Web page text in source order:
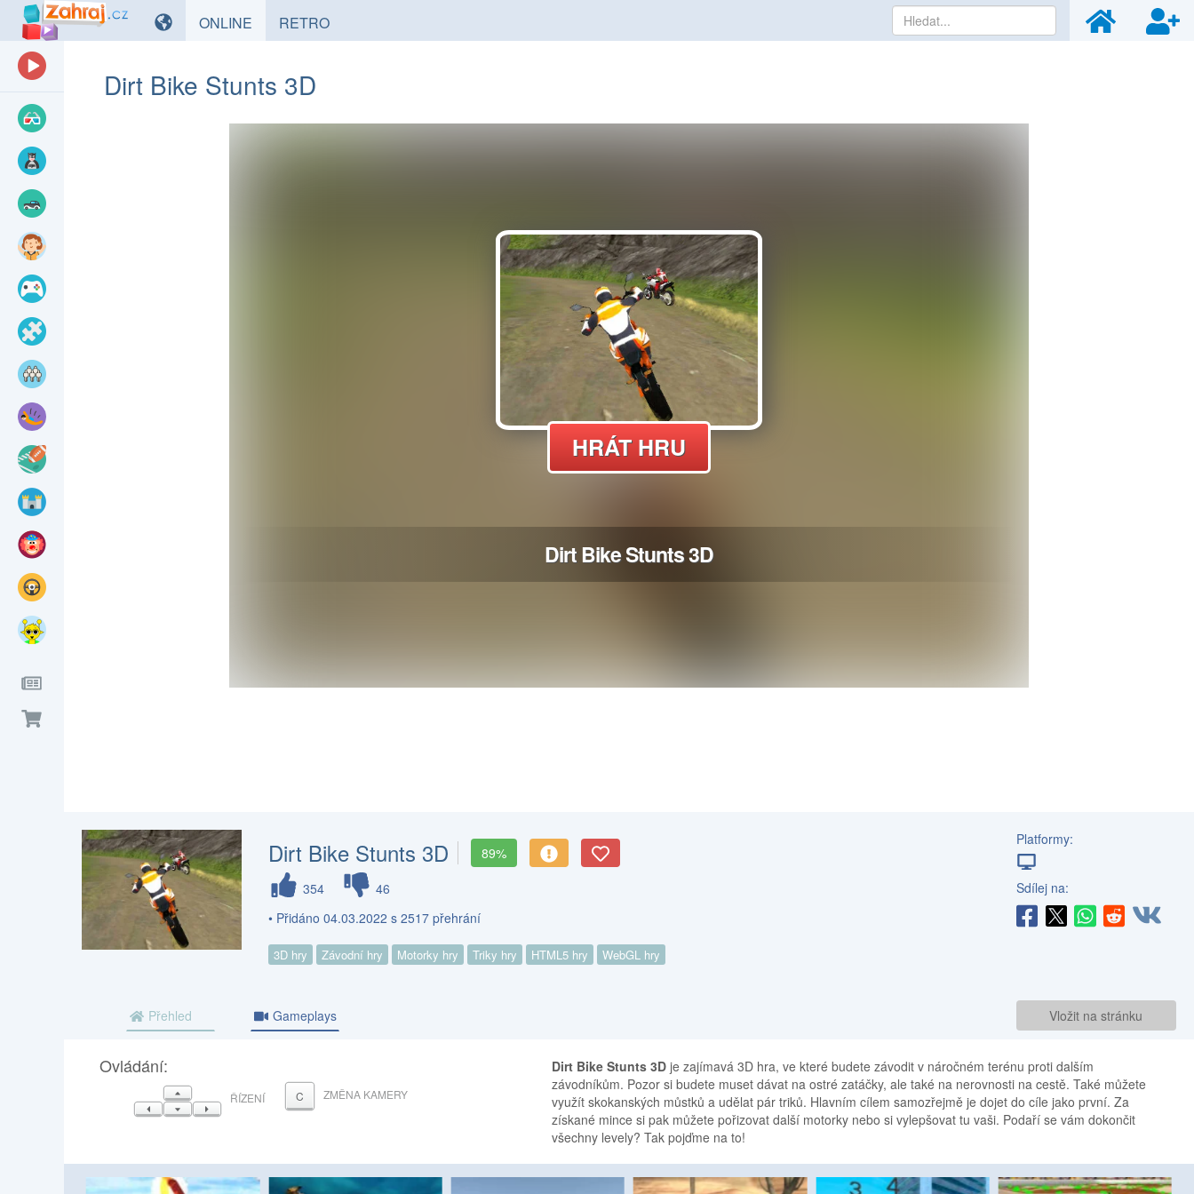
ONLINE HRYRETROHRY
Dirt Bike Stunts 3D
Dirt Bike Stunts 3D
89%
354
46
• Přidáno 04.03.2022 s 2517 přehrání
3D hry Závodní hry Motorky hry Triky hry HTML5 hry WebGL hry
Platformy:
Sdílej na:
Vložit na stránku
Přehled Gameplays
Ovládání:
NAHORU
VLEVODOLŮVPRAVO
ŘÍZENÍ C ZMĚNA KAMERY
Dirt Bike Stunts 3D je zajímavá 3D hra, ve které budete závodit v náročném terénu proti dalším
závodníkům. Pozor si budete muset dávat na ostré zatáčky, ale také na nerovnosti na cestě. Také můžete
využít skokanských můstků a udělat pár triků. Hlavním cílem samozřejmě je dojet do cíle jako první. Za
získané mince si pak můžete pořizovat další motorky nebo si vylepšovat tu vaši. Podaří se vám dokončit
všechny levely? Tak pojďme na to!